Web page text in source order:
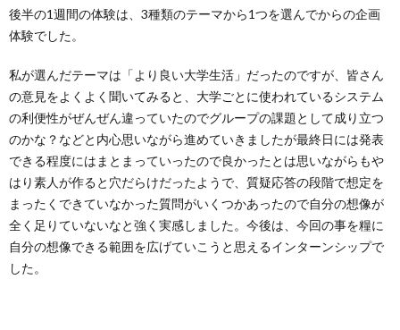
後半の1週間の体験は、3種類のテーマから1つを選んでからの企画
体験でした。
私が選んだテーマは「より良い大学生活」だったのですが、皆さん
の意見をよくよく聞いてみると、大学ごとに使われているシステム
の利便性がぜんぜん違っていたのでグループの課題として成り立つ
のかな？などと内心思いながら進めていきましたが最終日には発表
できる程度にはまとまっていったので良かったとは思いながらもや
はり素人が作ると穴だらけだったようで、質疑応答の段階で想定を
まったくできていなかった質問がいくつかあったので自分の想像が
全く足りていないなと強く実感しました。今後は、今回の事を糧に
自分の想像できる範囲を広げていこうと思えるインターンシップで
した。